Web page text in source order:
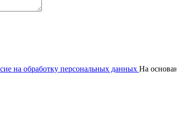
на обработку персональных данных На